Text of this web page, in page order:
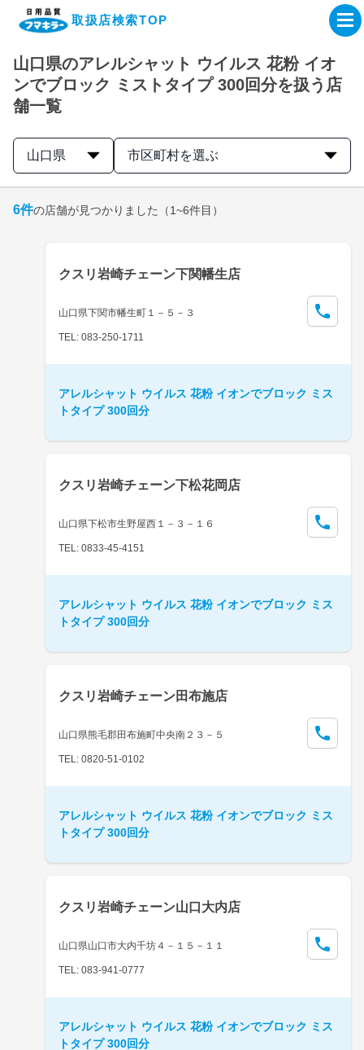
取扱店検索TOP
企業・IR情報サイト
オンラインショップ
製品検索はこちら
山口県のアレルシャット ウイルス 花粉 イオ
ンでブロック ミストタイプ 300回分を扱う店
舗一覧
山口県 市区町村を選ぶ
6件の店舗が見つかりました （1~6件目）
クスリ岩崎チェーン下関幡生店
山口県下関市幡生町１－５－３
TEL: 083-250-1711
アレルシャット ウイルス 花粉 イオンでブロック ミス
トタイプ 300回分
クスリ岩崎チェーン下松花岡店
山口県下松市生野屋西１－３－１６
TEL: 0833-45-4151
アレルシャット ウイルス 花粉 イオンでブロック ミス
トタイプ 300回分
クスリ岩崎チェーン田布施店
山口県熊毛郡田布施町中央南２３－５
TEL: 0820-51-0102
アレルシャット ウイルス 花粉 イオンでブロック ミス
トタイプ 300回分
クスリ岩崎チェーン山口大内店
山口県山口市大内千坊４－１５－１１
TEL: 083-941-0777
アレルシャット ウイルス 花粉 イオンでブロック ミス
トタイプ 300回分